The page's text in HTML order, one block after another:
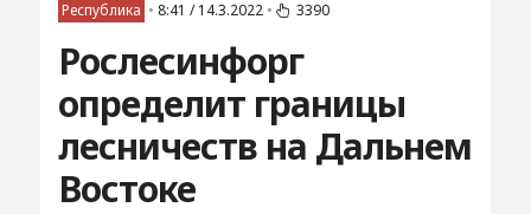
Республика • 8:41 / 14.3.2022 • 3390
Рослесинфорг
определит границы
лесничеств на Дальнем
Востоке